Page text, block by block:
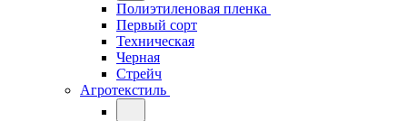
Полиэтиленовая пленка
Первый сорт
Техническая
Черная
Стрейч
Агротекстиль